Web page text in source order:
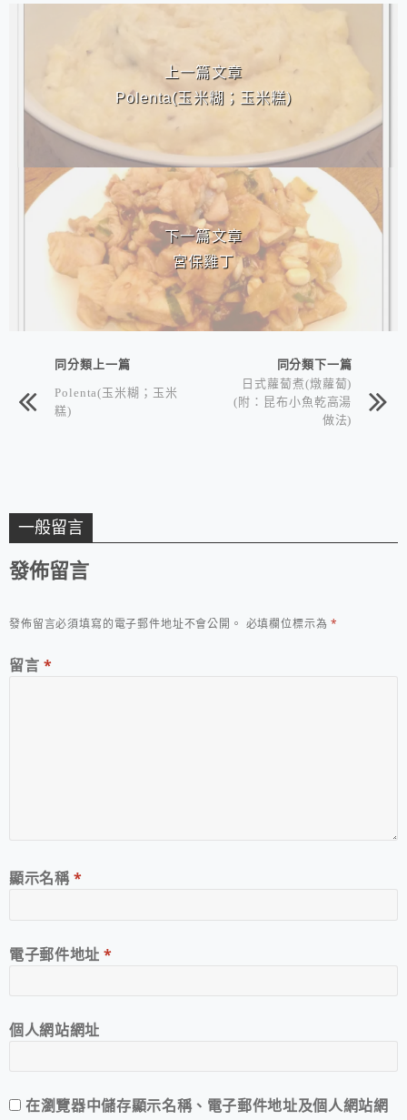
上一篇文章
Polenta(玉米糊；玉米糕)
下一篇文章
宮保雞丁
同分類上一篇
Polenta(玉米糊；玉米
糕)
同分類下一篇
日式蘿蔔煮(燉蘿蔔)
(附：昆布小魚乾高湯
做法)
一般留言
發佈留言
發佈留言必須填寫的電子郵件地址不會公開。 必填欄位標示為*
留言 *
顯示名稱*
電子郵件地址*
個人網站網址
在瀏覽器中儲存顯示名稱、電子郵件地址及個人網站網